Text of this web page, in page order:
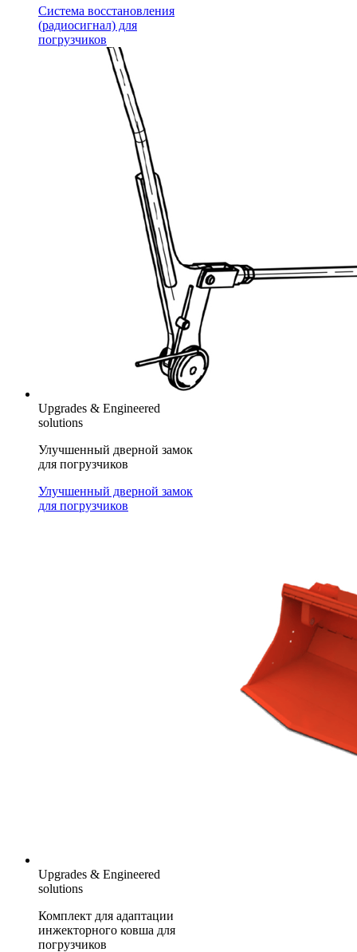
Система восстановления
(радиосигнал) для
погрузчиков
Upgrades & Engineered
solutions
Улучшенный дверной замок
для погрузчиков
Улучшенный дверной замок
для погрузчиков
Upgrades & Engineered
solutions
Комплект для адаптации
инжекторного ковша для
погрузчиков